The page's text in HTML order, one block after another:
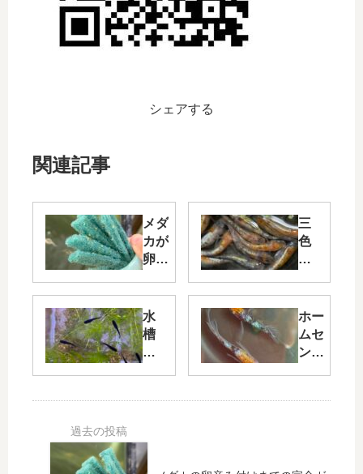
シェアする
関連記事
メダ
カが
卵を
ない
原因
と解
しな
徹底
三
色
メ
カ
の
色
が
出
い
水
槽
の
を
除
し
ホー
ムセ
ンタ
メダ